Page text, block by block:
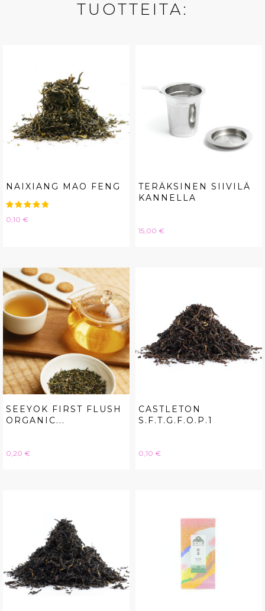
TUOTTEITA:
NAIXIANG MAO FENG
Hinta
0,10 €
TERÄKSINEN SIIVILÄ
KANNELLA
Hinta
15,00 €
SEEYOK FIRST FLUSH
ORGANIC...
Hinta
0,20 €
CASTLETON
S.F.T.G.F.O.P.1
Hinta
0,10 €